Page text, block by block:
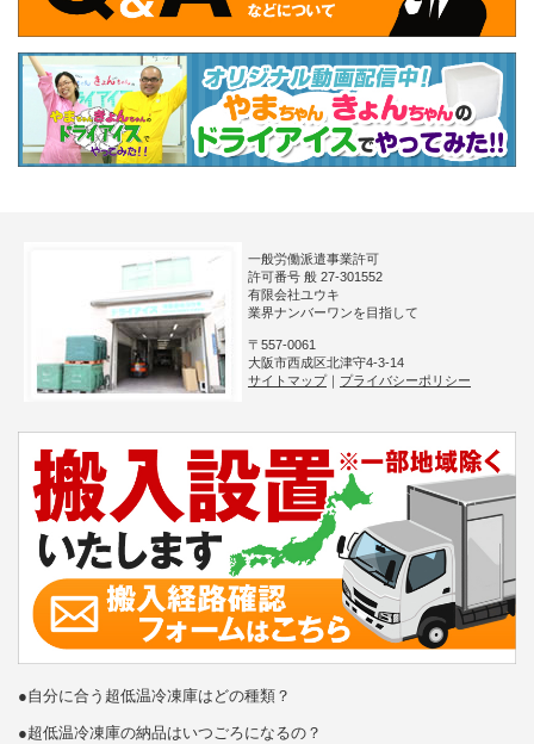
一般労働派遣事業許可
許可番号 般 27-301552
有限会社ユウキ
業界ナンバーワンを目指して
〒557-0061
大阪市西成区北津守4-3-14
サイトマップ
プライバシーポリシー
●自分に合う超低温冷凍庫はどの種類？
●超低温冷凍庫の納品はいつごろになるの？